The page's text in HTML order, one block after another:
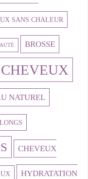
SANS CHALEUR
BROSSE
CHEVEUX
NATUREL
CHEVEUX
HYDRATATION